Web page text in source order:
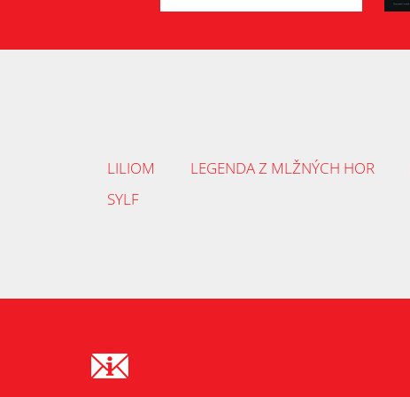
LILIOM LEGENDA Z MLŽNÝCH HOR
SYLF